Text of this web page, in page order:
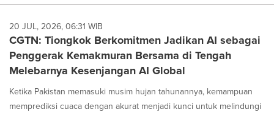
20 JUL, 2026, 06:31 WIB
CGTN: Tiongkok Berkomitmen Jadikan AI sebagai
Penggerak Kemakmuran Bersama di Tengah
Melebarnya Kesenjangan AI Global
Ketika Pakistan memasuki musim hujan tahunannya, kemampuan
memprediksi cuaca dengan akurat menjadi kunci untuk melindungi